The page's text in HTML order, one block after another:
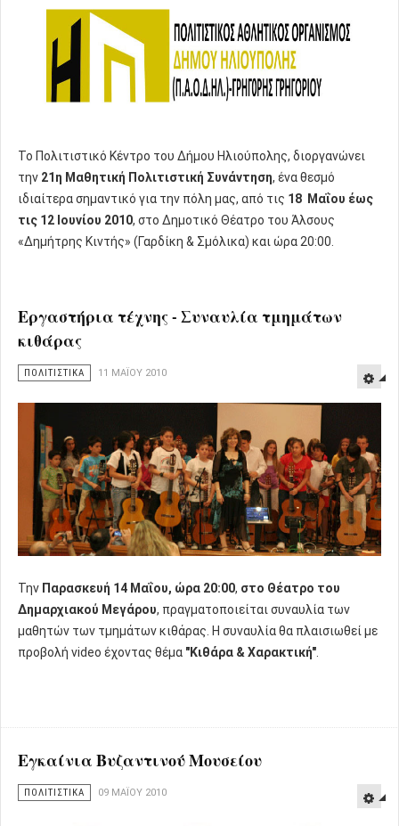
Το Πολιτιστικό Κέντρο του Δήμου Ηλιούπολης, διοργανώνει
την 21η Μαθητική Πολιτιστική Συνάντηση, ένα θεσμό
ιδιαίτερα σημαντικό για την πόλη μας, από τις 18 Μαΐου έως
τις 12 Ιουνίου 2010, στο Δημοτικό Θέατρο του Άλσους
«Δημήτρης Κιντής» (Γαρδίκη & Σμόλικα) και ώρα 20:00.
Εργαστήρια τέχνης - Συναυλία τμημάτων
κιθάρας
ΠΟΛΙΤΙΣΤΙΚΑ 11 ΜΑΪ́ΟΥ 2010
Την Παρασκευή 14 Μαΐου, ώρα 20:00, στο Θέατρο του
Δημαρχιακού Μεγάρου, πραγματοποιείται συναυλία των
μαθητών των τμημάτων κιθάρας. Η συναυλία θα πλαισιωθεί με
προβολή video έχοντας θέμα "Κιθάρα & Χαρακτική"
Εγκαίνια Βυζαντινού Μουσείου
ΠΟΛΙΤΙΣΤΙΚΑ 09 ΜΑΪ́ΟΥ 2010